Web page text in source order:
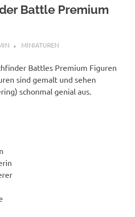
Battle Premium
MINIATUREN
Battles Premium Figuren
sind gemalt und sehen
schonmal genial aus.